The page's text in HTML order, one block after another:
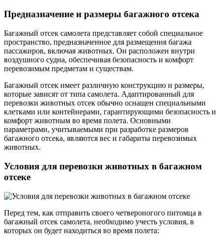
Предназначение и размеры багажного отсека
Багажный отсек самолета представляет собой специальное
пространство, предназначенное для размещения багажа
пассажиров, включая животных. Он расположен внутри
воздушного судна, обеспечивая безопасность и комфорт
перевозимым предметам и существам.
Багажный отсек имеет различную конструкцию и размеры,
которые зависят от типа самолета. Адаптированный для
перевозки животных отсек обычно оснащен специальными
клетками или контейнерами, гарантирующими безопасность и
комфорт животным во время полета. Основными
параметрами, учитываемыми при разработке размеров
багажного отсека, являются вес и габариты перевозимых
животных.
Условия для перевозки животных в багажном
отсеке
Перед тем, как отправить своего четвероногого питомца в
багажный отсек самолета, необходимо учесть условия, в
которых он будет находиться во время полета: